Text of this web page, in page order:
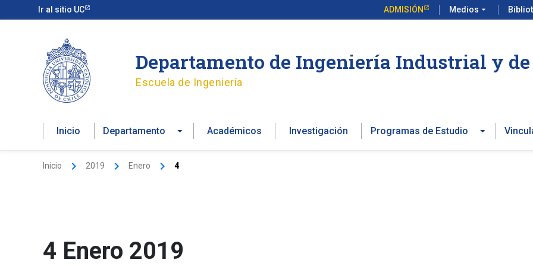
Ir al sitio UC ADMISIÓN Medios arrow_drop_down
al
Departamento de Ingeniería Industrial y
Escuela de Ingeniería
Inicio Departamento Académicos Investigación Programas de Estudio
Inicio 2019 Enero 4
4 Enero 2019